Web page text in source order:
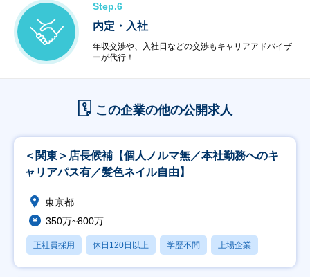
Step.6
内定・入社
年収交渉や、入社日などの交渉もキャリアアドバイザ
ーが代行！
この企業の他の公開求人
＜関東＞店長候補【個人ノルマ無／本社勤務へのキ
ャリアパス有／髪色ネイル自由】
東京都
350万~800万
正社員採用 休日120日以上 学歴不問 上場企業